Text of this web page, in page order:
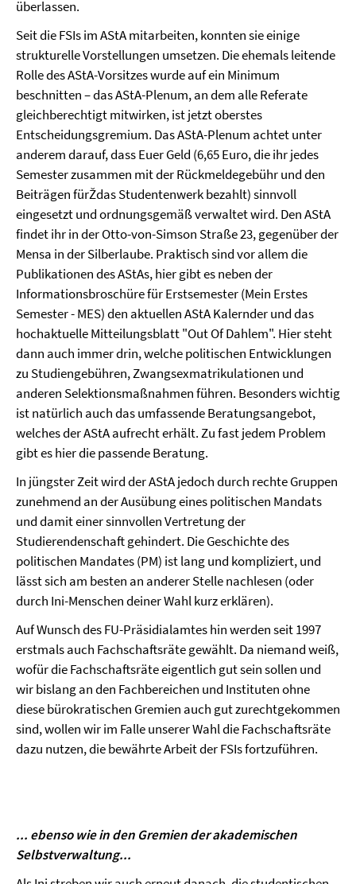
überlassen.
Seit die FSIs im AStA mitarbeiten, konnten sie einige
strukturelle Vorstellungen umsetzen. Die ehemals leitende
Rolle des AStA-Vorsitzes wurde auf ein Minimum
beschnitten – das AStA-Plenum, an dem alle Referate
gleichberechtigt mitwirken, ist jetzt oberstes
Entscheidungsgremium. Das AStA-Plenum achtet unter
anderem darauf, dass Euer Geld (6,65 Euro, die ihr jedes
Semester zusammen mit der Rückmeldegebühr und den
Beiträgen fürŽdas Studentenwerk bezahlt) sinnvoll
eingesetzt und ordnungsgemäß verwaltet wird. Den AStA
findet ihr in der Otto-von-Simson Straße 23, gegenüber der
Mensa in der Silberlaube. Praktisch sind vor allem die
Publikationen des AStAs, hier gibt es neben der
Informationsbroschüre für Erstsemester (Mein Erstes
Semester - MES) den aktuellen AStA Kalernder und das
hochaktuelle Mitteilungsblatt "Out Of Dahlem". Hier steht
dann auch immer drin, welche politischen Entwicklungen
zu Studiengebühren, Zwangsexmatrikulationen und
anderen Selektionsmaßnahmen führen. Besonders wichtig
ist natürlich auch das umfassende Beratungsangebot,
welches der AStA aufrecht erhält. Zu fast jedem Problem
gibt es hier die passende Beratung.
In jüngster Zeit wird der AStA jedoch durch rechte Gruppen
zunehmend an der Ausübung eines politischen Mandats
und damit einer sinnvollen Vertretung der
Studierendenschaft gehindert. Die Geschichte des
politischen Mandates (PM) ist lang und kompliziert, und
lässt sich am besten an anderer Stelle nachlesen (oder
durch Ini-Menschen deiner Wahl kurz erklären).
Auf Wunsch des FU-Präsidialamtes hin werden seit 1997
erstmals auch Fachschaftsräte gewählt. Da niemand weiß,
wofür die Fachschaftsräte eigentlich gut sein sollen und
wir bislang an den Fachbereichen und Instituten ohne
diese bürokratischen Gremien auch gut zurechtgekommen
sind, wollen wir im Falle unserer Wahl die Fachschaftsräte
dazu nutzen, die bewährte Arbeit der FSIs fortzuführen.
... ebenso wie in den Gremien der akademischen
Selbstverwaltung...